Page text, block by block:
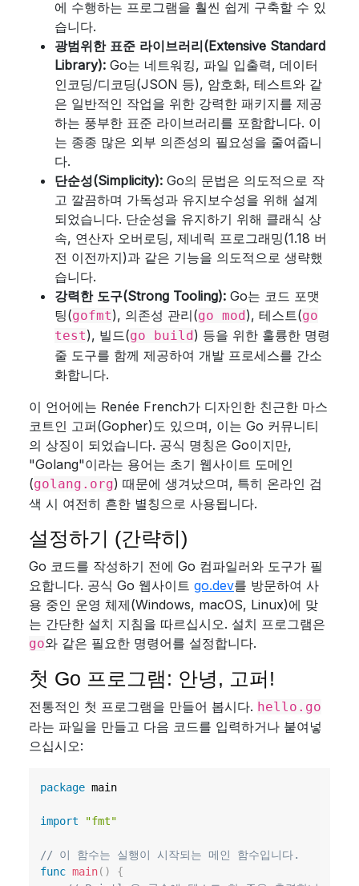
에 수행하는 프로그램을 훨씬 쉽게 구축할 수 있
습니다.
광범위한 표준 라이브러리(Extensive Standard
Library): Go는 네트워킹, 파일 입출력, 데이터
인코딩/디코딩(JSON 등), 암호화, 테스트와 같
은 일반적인 작업을 위한 강력한 패키지를 제공
하는 풍부한 표준 라이브러리를 포함합니다. 이
는 종종 많은 외부 의존성의 필요성을 줄여줍니
다.
단순성(Simplicity): Go의 문법은 의도적으로 작
고 깔끔하며 가독성과 유지보수성을 위해 설계
되었습니다. 단순성을 유지하기 위해 클래식 상
속, 연산자 오버로딩, 제네릭 프로그래밍(1.18 버
전 이전까지)과 같은 기능을 의도적으로 생략했
습니다.
강력한 도구(Strong Tooling): Go는 코드 포맷
팅(gofmt), 의존성 관리(go mod), 테스트(go
test), 빌드(go build) 등을 위한 훌륭한 명령
줄 도구를 함께 제공하여 개발 프로세스를 간소
화합니다.
이 언어에는 Renée French가 디자인한 친근한 마스
코트인 고퍼(Gopher)도 있으며, 이는 Go 커뮤니티
의 상징이 되었습니다. 공식 명칭은 Go이지만,
"Golang"이라는 용어는 초기 웹사이트 도메인
(golang.org) 때문에 생겨났으며, 특히 온라인 검
색 시 여전히 흔한 별칭으로 사용됩니다.
설정하기 (간략히)
Go 코드를 작성하기 전에 Go 컴파일러와 도구가 필
요합니다. 공식 Go 웹사이트 go.dev를 방문하여 사
용 중인 운영 체제(Windows, macOS, Linux)에 맞
는 간단한 설치 지침을 따르십시오. 설치 프로그램은
go와 같은 필요한 명령어를 설정합니다.
첫 Go 프로그램: 안녕, 고퍼!
전통적인 첫 프로그램을 만들어 봅시다. hello.go
라는 파일을 만들고 다음 코드를 입력하거나 붙여넣
으십시오:
package main
import "fmt"
// 이 함수는 실행이 시작되는 메인 함수입니다.
func main( )
{